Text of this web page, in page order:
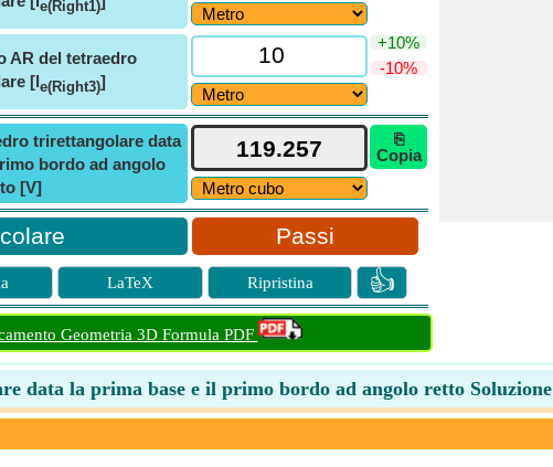
e(Right1)
AR del tetraedro
[le(Right3)]
+10%
-10%
trirettangolare data
bordo ad angolo
[V]
⎘
Copia
Passi
LaTeX Ripristina 👍
Geometria 3D Formula PDF
data la prima base e il primo bordo ad angolo retto Soluzione